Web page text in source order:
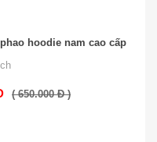
hoodie nam cao cấp
( 650.000 Đ )